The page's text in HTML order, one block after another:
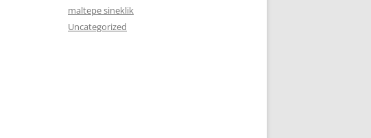
maltepe sineklik
Uncategorized